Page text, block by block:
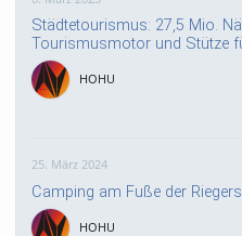
Städtetourismus: 27,5 Mio.
Tourismusmotor und Stütze
HOHU
25. März 2024
Camping am Fuße der
HOHU